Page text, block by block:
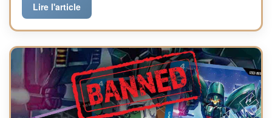
Lire l'article